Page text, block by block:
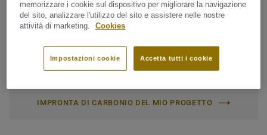
Spessore totale:2,60 mm
Spessore strato di usura:0,22 mm
Emissioni Totali di Carbonio (riciclo)
IMPRONTA DI CARBONIO DEL MIO PROGETTO
memorizzare i cookie sul dispositivo per migliorare la navigazione
del sito, analizzare l'utilizzo del sito e assistere nelle nostre
attività di marketing.
Cookies
Accetta tutti i cookie
Impostazioni cookie